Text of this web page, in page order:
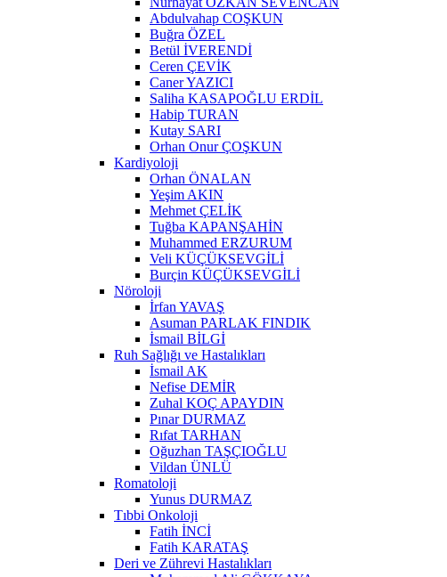
Abdulvahap COŞKUN
Buğra ÖZEL
Betül İVERENDİ
Ceren ÇEVİK
Caner YAZICI
Saliha KASAPOĞLU ERDİL
Habip TURAN
Kutay SARI
Orhan Onur ÇOŞKUN
Kardiyoloji
Orhan ÖNALAN
Yeşim AKIN
Mehmet ÇELİK
Tuğba KAPANŞAHİN
Muhammed ERZURUM
Veli KÜÇÜKSEVGİLİ
Burçin KÜÇÜKSEVGİLİ
Nöroloji
İrfan YAVAŞ
Asuman PARLAK FINDIK
İsmail BİLGİ
Ruh Sağlığı ve Hastalıkları
İsmail AK
Nefise DEMİR
Zuhal KOÇ APAYDIN
Pınar DURMAZ
Rıfat TARHAN
Oğuzhan TAŞÇIOĞLU
Vildan ÜNLÜ
Romatoloji
Yunus DURMAZ
Tıbbi Onkoloji
Fatih İNCİ
Fatih KARATAŞ
Deri ve Zührevi Hastalıkları